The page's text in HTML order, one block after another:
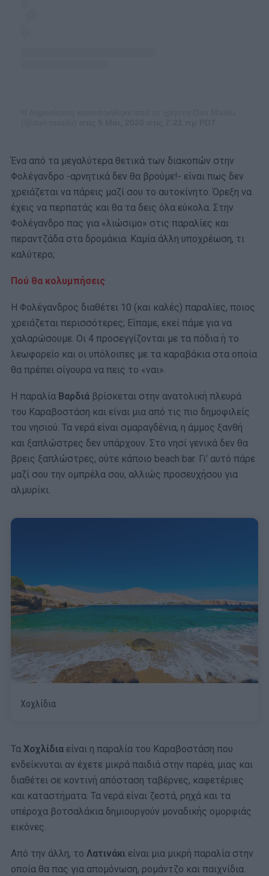
Ένα από τα μεγαλύτερα θετικά των διακοπών στην
Φολέγανδρο -αρνητικά δεν θα βρούμε!- είναι πως δεν
χρειάζεται να πάρεις μαζί σου το αυτοκίνητο. Όρεξη να
έχεις να περπατάς και θα τα δεις όλα εύκολα. Στην
Φολέγανδρο πας για «λιώσιμο» στις παραλίες και
περαντζάδα στα δρομάκια. Καμία άλλη υποχρέωση, τι
καλύτερο;
Πού θα κολυμπήσεις
Η Φολέγανδρος διαθέτει 10 (και καλές) παραλίες, ποιος
χρειάζεται περισσότερες; Είπαμε, εκεί πάμε για να
χαλαρώσουμε. Οι 4 προσεγγίζονται με τα πόδια ή το
λεωφορείο και οι υπόλοιπες με τα καραβάκια στα οποία
θα πρέπει σίγουρα να πεις το «ναι».
Η παραλία Βαρδιά βρίσκεται στην ανατολική πλευρά
του Καραβοστάση και είναι μια από τις πιο δημοφιλείς
του νησιού. Τα νερά είναι σμαραγδένια, η άμμος ξανθή
και ξαπλώστρες δεν υπάρχουν. Στο νησί γενικά δεν θα
βρεις ξαπλώστρες, ούτε κάποιο beach bar. Γι’ αυτό πάρε
μαζί σου την ομπρέλα σου, αλλιώς προσευχήσου για
αλμυρίκι.
Χοχλίδια
Τα Χοχλίδια είναι η παραλία του Καραβοστάση που
ενδείκνυται αν έχετε μικρά παιδιά στην παρέα, μιας και
διαθέτει σε κοντινή απόσταση ταβέρνες, καφετέριες
και καταστήματα. Τα νερά είναι ζεστά, ρηχά και τα
υπέροχα βοτσαλάκια δημιουργούν μοναδικής ομορφιάς
εικόνες.
Από την άλλη, το Λατινάκι είναι μια μικρή παραλία στην
οποία θα πας για απομόνωση, ρομάντζο και παιχνίδια.